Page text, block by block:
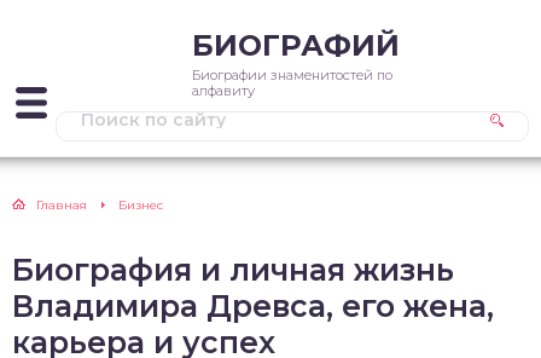
БИОГРАФИЙ
Биографии знаменитостей по
алфавиту
Главная Бизнес
Биография и личная жизнь
Владимира Древса, его жена,
карьера и успех